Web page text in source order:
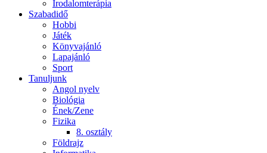
Irodalomterápia
Szabadidő
Hobbi
Játék
Könyvajánló
Lapajánló
Sport
Tanuljunk
Angol nyelv
Biológia
Ének/Zene
Fizika
8. osztály
Földrajz